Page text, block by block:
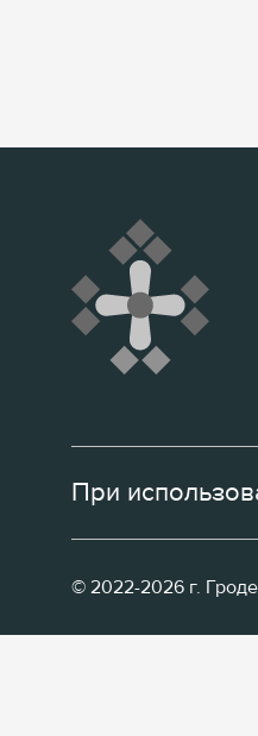
При
© 2022-2026 г.